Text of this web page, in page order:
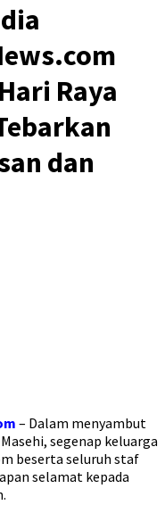
Raya
dan
– Dalam menyambut
segenap keluarga
beserta seluruh staf
selamat kepada